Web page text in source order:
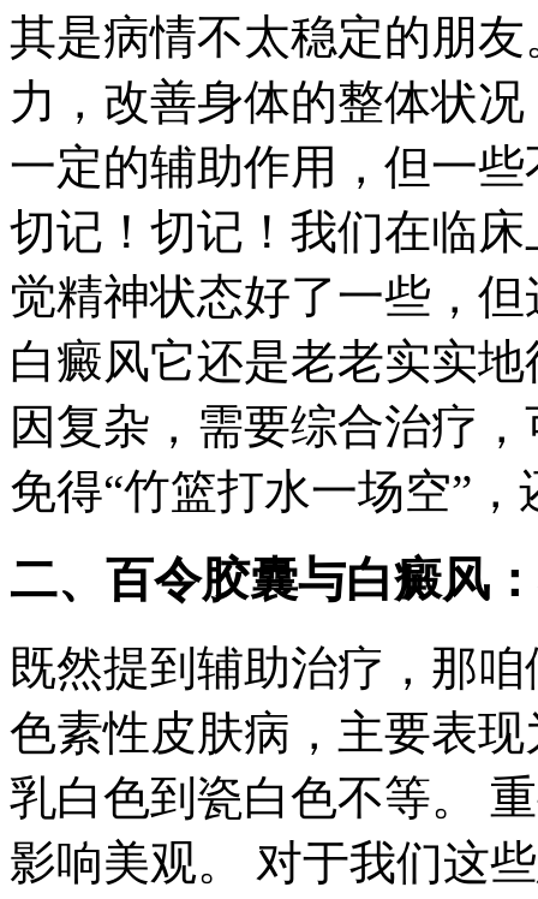
其是病情不太稳定的朋
力，改善身体的整体状
一定的辅助作用，但一
切记！切记！我们在临
觉精神状态好了一些，
白癜风它还是老老实实
因复杂，需要综合治疗
免得“竹篮打水一场空”
二、百令胶囊与白癜风
既然提到辅助治疗，那
色素性皮肤病，主要表
乳白色到瓷白色不等。
影响美观。 对于我们这